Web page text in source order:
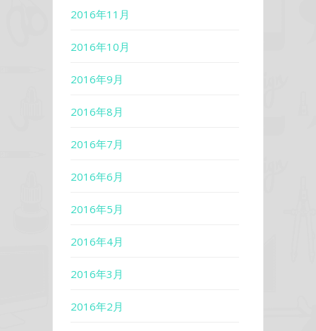
2016年11月
2016年10月
2016年9月
2016年8月
2016年7月
2016年6月
2016年5月
2016年4月
2016年3月
2016年2月